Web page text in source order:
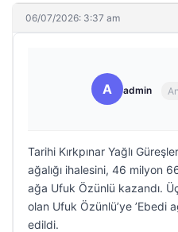
06/07/2026: 3:37 am
A admin
Tarihi Kırkpınar Yağlı
ağalığı ihalesini, 46 milyon
ağa Ufuk Özünlü kazandı.
olan Ufuk Özünlü’ye ’Ebedi
edildi.